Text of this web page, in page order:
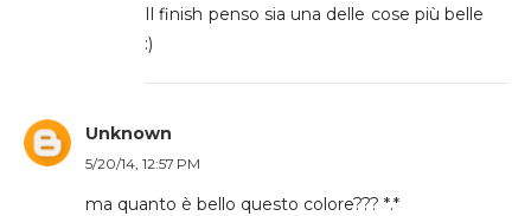
Il finish penso sia una delle cose più belle
:)
Unknown
5/20/14, 12:57 PM
ma quanto è bello questo colore??? *.*